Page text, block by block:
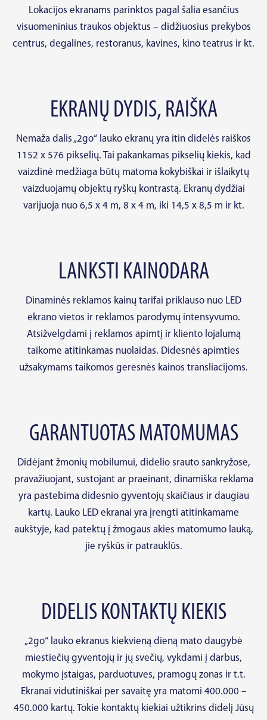
Lokacijos ekranams parinktos pagal šalia esančius
visuomeninius traukos objektus – didžiuosius prekybos
centrus, degalines, restoranus, kavines, kino teatrus ir kt.
EKRANŲ DYDIS, RAIŠKA
Nemaža dalis „2go“ lauko ekranų yra itin didelės raiškos
1152 x 576 pikselių. Tai pakankamas pikselių kiekis, kad
vaizdinė medžiaga būtų matoma kokybiškai ir išlaikytų
vaizduojamų objektų ryškų kontrastą. Ekranų dydžiai
varijuoja nuo 6,5 x 4 m, 8 x 4 m, iki 14,5 x 8,5 m ir kt.
LANKSTI KAINODARA
Dinaminės reklamos kainų tarifai priklauso nuo LED
ekrano vietos ir reklamos parodymų intensyvumo.
Atsižvelgdami į reklamos apimtį ir kliento lojalumą
taikome atitinkamas nuolaidas. Didesnės apimties
užsakymams taikomos geresnės kainos transliacijoms.
GARANTUOTAS MATOMUMAS
Didėjant žmonių mobilumui, didelio srauto sankryžose,
pravažiuojant, sustojant ar praeinant, dinamiška reklama
yra pastebima didesnio gyventojų skaičiaus ir daugiau
kartų. Lauko LED ekranai yra įrengti atitinkamame
aukštyje, kad patektų į žmogaus akies matomumo lauką,
jie ryškūs ir patrauklūs.
DIDELIS KONTAKTŲ KIEKIS
„2go“ lauko ekranus kiekvieną dieną mato daugybė
miestiečių gyventojų ir jų svečių, vykdami į darbus,
mokymo įstaigas, parduotuves, pramogų zonas ir t.t.
Ekranai vidutiniškai per savaitę yra matomi 400.000 –
450.000 kartų. Tokie kontaktų kiekiai užtikrins didelį Jūsų